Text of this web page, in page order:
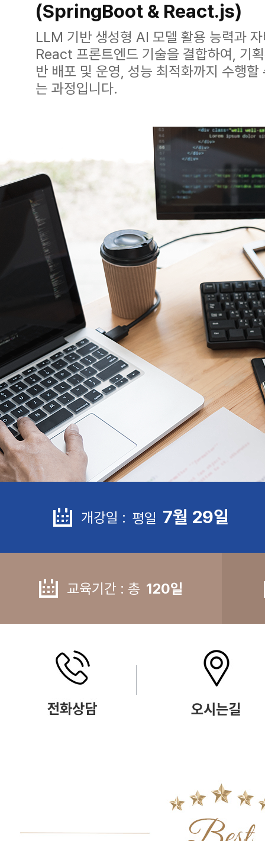
(SpringBoot & React.js)
LLM 기반 생성형 AI 모델 활용 능력과
React 프론트엔드 기술을 결합하여, 기
반 배포 및 운영, 성능 최적화까지 수행
는 과정입니다.
개강일 : 평일 7월 29일
교육기간 : 총 120일